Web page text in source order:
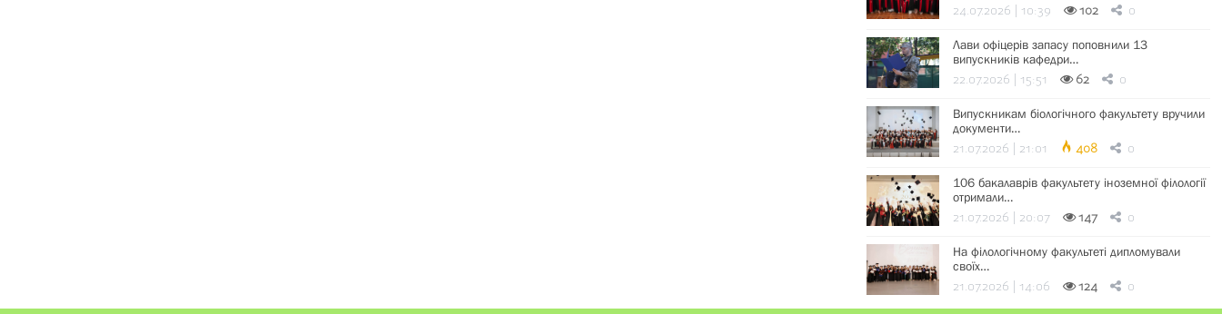
24.07.2026 | 10:39 102 0
Лави офіцерів запасу поповнили 13
випускників кафедри…
22.07.2026 | 15:51 62 0
Випускникам біологічного факультету вручили
документи…
21.07.2026 | 21:01 408 0
106 бакалаврів факультету іноземної філології
отримали…
21.07.2026 | 20:07 147 0
На філологічному факультеті дипломували
своїх…
21.07.2026 | 14:06 124 0